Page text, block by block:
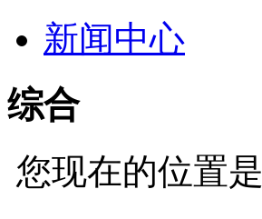
新闻中心
综合
您现在的位置是